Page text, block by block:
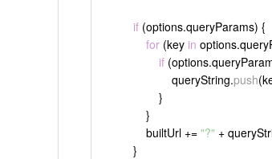
if (options.queryParams) {
for (key in options.
if (options.
                    queryString.
push
                }
            }
            builtUrl +=
"?" +
        }